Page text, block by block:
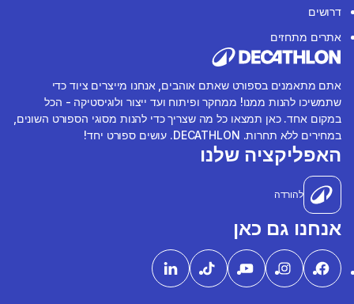
דרושים
אתרים מתחזים
אתם מתאמנים בספורט שאתם אוהבים, אנחנו מייצרים ציוד כדי
שתמשיכו להנות ממנו! ממחקר ופיתוח ועד ייצור ולוגיסטיקה - הכל
במקום אחד. כאן תמצאו כל מה שצריך כדי להנות מסוגי הספורט השונים,
במחירים ללא תחרות. DECATHLON. עושים ספורט יחד!
האפליקציה שלנו
להורדה
אנחנו גם כאן